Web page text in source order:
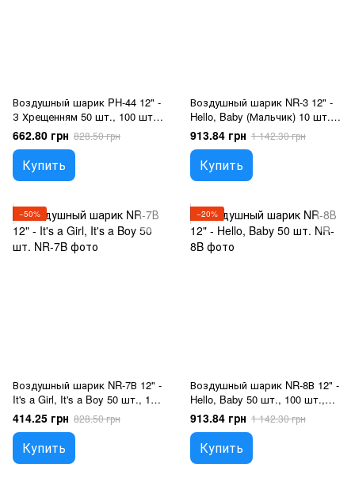
Воздушный шарик PH-44 12" -
З Хрещенням 50 шт., 100 шт.,
12"/30см., Белый, Песок
пустыни, Телесный, Круглый,
Новорожденные
662.80 грн 828.50 грн
Купить
Воздушный шарик NR-3 12" -
Hello, Baby (Мальчик) 10 шт.,
100 шт., 12"/30см., Белый,
Голубой, Новорожденные
913.84 грн 1 142.30 грн
Купить
−50%
Воздушный шарик NR-7В 12" -
It's a Girl, It's a Boy 50 шт., 100
шт., 12"/30см., Голубой,
Розовый, Круглый,
Новорожденные
414.25 грн 828.50 грн
Купить
−20%
Воздушный шарик NR-8В 12" -
Hello, Baby 50 шт., 100 шт.,
12"/30см., Микс (Белый,
Голубой, Розовый),
Новорожденные
913.84 грн 1 142.30 грн
Купить